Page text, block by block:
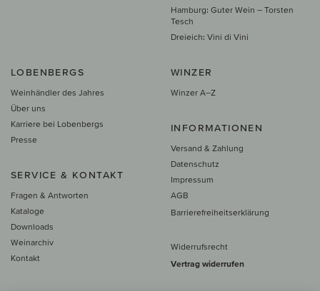
Hamburg: Guter Wein – Torsten
Tesch
Dreieich: Vini di Vini
LOBENBERGS
Weinhändler des Jahres
Über uns
Karriere bei Lobenbergs
Presse
SERVICE & KONTAKT
Fragen & Antworten
Kataloge
Downloads
Weinarchiv
Kontakt
WINZER
Winzer A–Z
INFORMATIONEN
Versand & Zahlung
Datenschutz
Impressum
AGB
Barrierefreiheitserklärung
Widerrufsrecht
Vertrag widerrufen